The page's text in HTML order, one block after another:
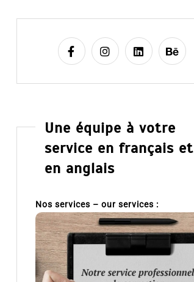
Une équipe à votre
service en français et
en anglais
Nos services – our services :